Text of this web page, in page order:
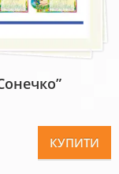
КУПИТИ